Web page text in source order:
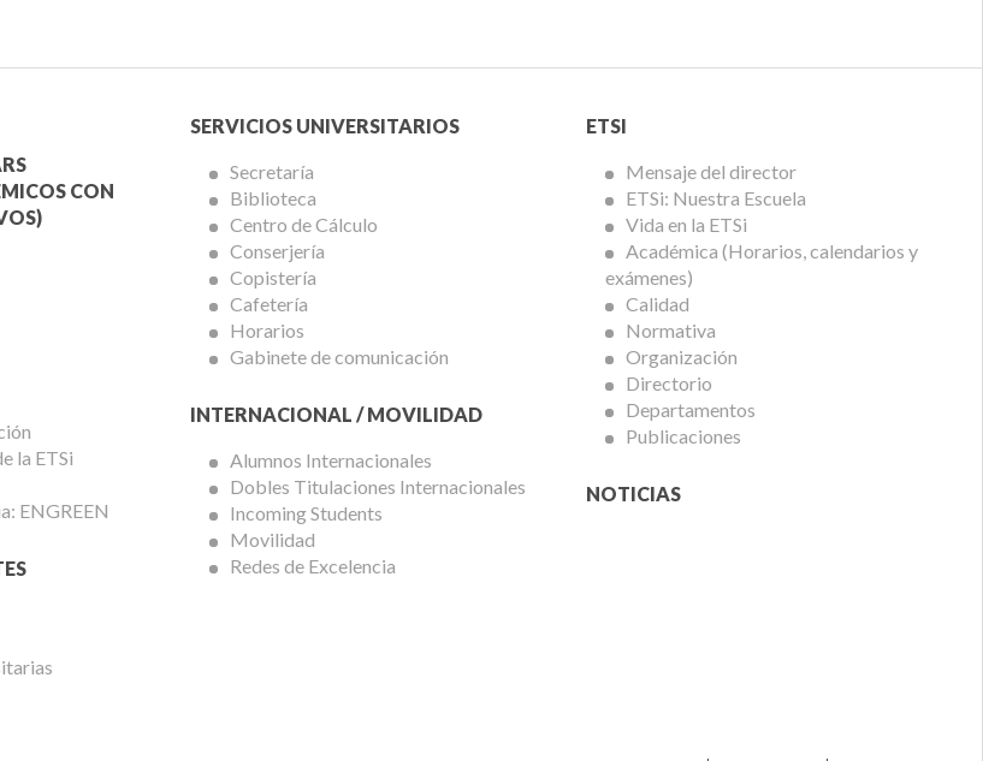
CON
la ETSi
ENGREEN
Menú
Servicios
Universitarios
SERVICIOS UNIVERSITARIOS
Secretaría
Biblioteca
Centro de Cálculo
Conserjería
Copistería
Cafetería
Horarios
Gabinete de comunicación
INTERNACIONAL / MOVILIDAD
Alumnos Internacionales
Dobles Titulaciones Internacionales
Incoming Students
Movilidad
Redes de Excelencia
Menú
ETSi
ETSI
Mensaje del director
ETSi: Nuestra Escuela
Vida en la ETSi
Académica (Horarios, calendarios y
exámenes)
Calidad
Normativa
Organización
Directorio
Departamentos
Publicaciones
NOTICIAS